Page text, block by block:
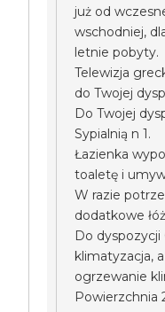
już od
wschodniej,
letnie pobyty.
Telewizja
do Twojej
Do Twojej
Sypialnią n 1.
Łazienka
toaletę i
W razie
dodatkowe
Do
klimatyzacja,
ogrzewanie
Powierzchnia